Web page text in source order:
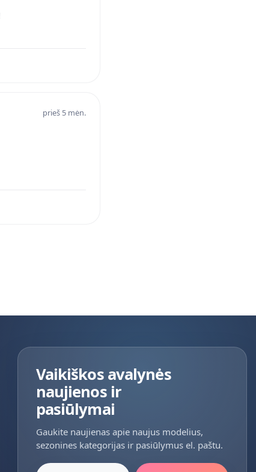
prieš 5 mėn.
Vaikiškos avalynės
naujienos ir
pasiūlymai
Gaukite naujienas apie naujus modelius,
sezonines kategorijas ir pasiūlymus el. paštu.
Jūsų el. paštas